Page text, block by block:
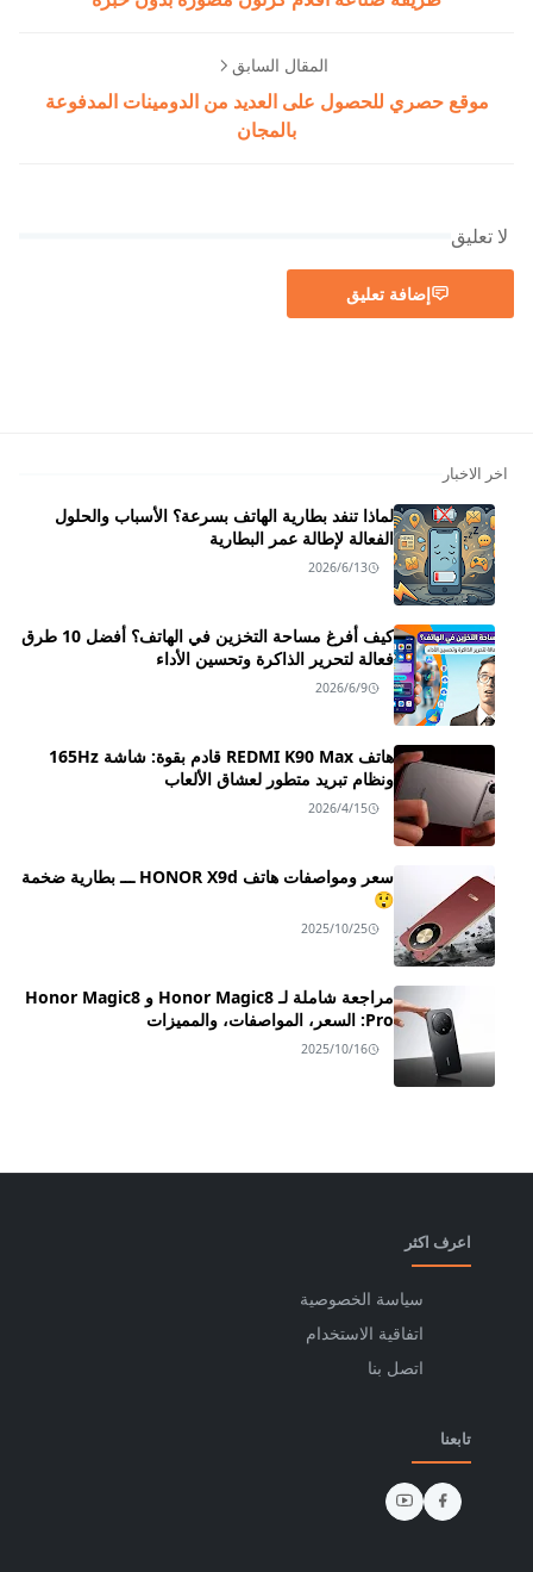
المقال السابق
موقع حصري للحصول على العديد من الدومينات المدفوعة
بالمجان
لا تعليق
إضافة تعليق
اخر الاخبار
لماذا تنفد بطارية الهاتف بسرعة؟ الأسباب والحلول
الفعالة لإطالة عمر البطارية
2026/6/13
كيف أفرغ مساحة التخزين في الهاتف؟ أفضل 10 طرق
فعالة لتحرير الذاكرة وتحسين الأداء
2026/6/9
هاتف REDMI K90 Max قادم بقوة: شاشة 165Hz
ونظام تبريد متطور لعشاق الألعاب
2026/4/15
سعر ومواصفات هاتف HONOR X9d ـــ بطارية ضخمة
😲
2025/10/25
مراجعة شاملة لـ Honor Magic8 و Honor Magic8
Pro: السعر، المواصفات، والمميزات
2025/10/16
اعرف اكثر
سياسة الخصوصية
اتفاقية الاستخدام
اتصل بنا
تابعنا